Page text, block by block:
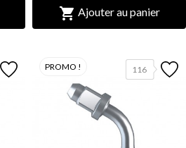
 Ajouter au panier
116
PROMO !